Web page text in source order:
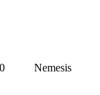
Nemesis